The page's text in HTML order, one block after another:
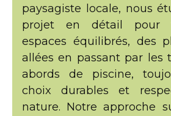
paysagiste locale, nous
projet en détail pour
espaces équilibrés, des
allées en passant par les
abords de piscine,
choix durables et
nature. Notre approche